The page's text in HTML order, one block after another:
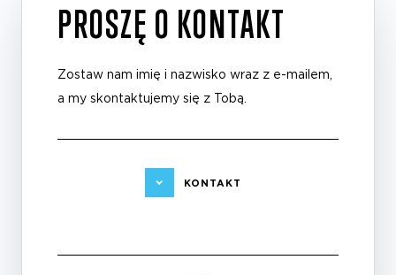
PROSZĘ O KONTAKT
Zostaw nam imię i nazwisko wraz z e-mailem,
a my skontaktujemy się z Tobą.
KONTAKT